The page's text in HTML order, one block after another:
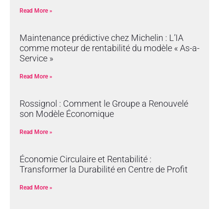
Read More »
Maintenance prédictive chez Michelin : L’IA
comme moteur de rentabilité du modèle « As-a-
Service »
Read More »
Rossignol : Comment le Groupe a Renouvelé
son Modèle Économique
Read More »
Économie Circulaire et Rentabilité :
Transformer la Durabilité en Centre de Profit
Read More »